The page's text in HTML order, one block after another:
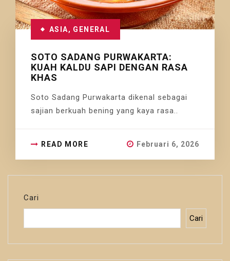
ASIA, GENERAL
SOTO SADANG PURWAKARTA:
KUAH KALDU SAPI DENGAN RASA
KHAS
Soto Sadang Purwakarta dikenal sebagai
sajian berkuah bening yang kaya rasa..
READ MORE Februari 6, 2026
Cari
Cari